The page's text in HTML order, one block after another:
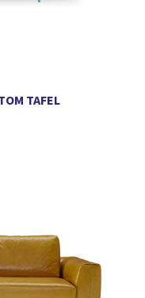
TAFEL